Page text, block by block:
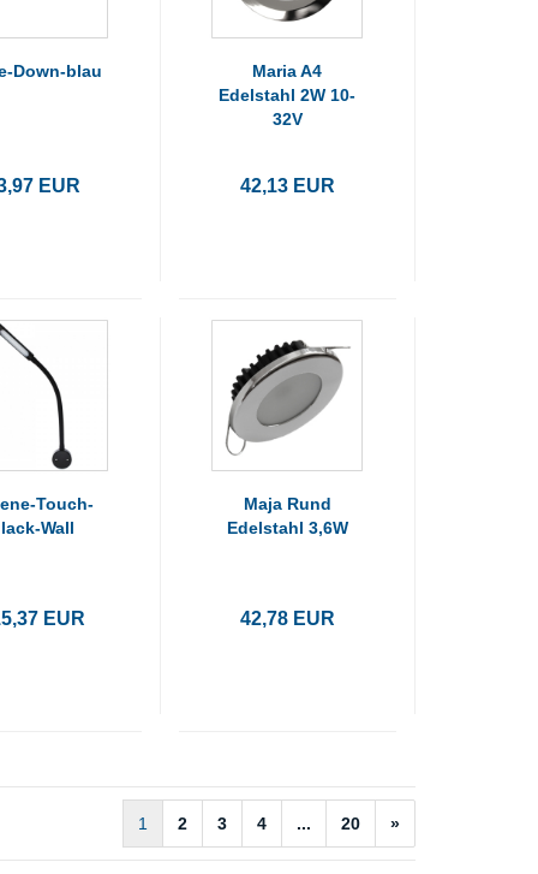
Down-blau
EUR
Maria A4
Edelstahl 2W 10-
32V
42,13 EUR
Touch-
Wall
EUR
Maja Rund
Edelstahl 3,6W
42,78 EUR
1 2 3 4 ... 20 »